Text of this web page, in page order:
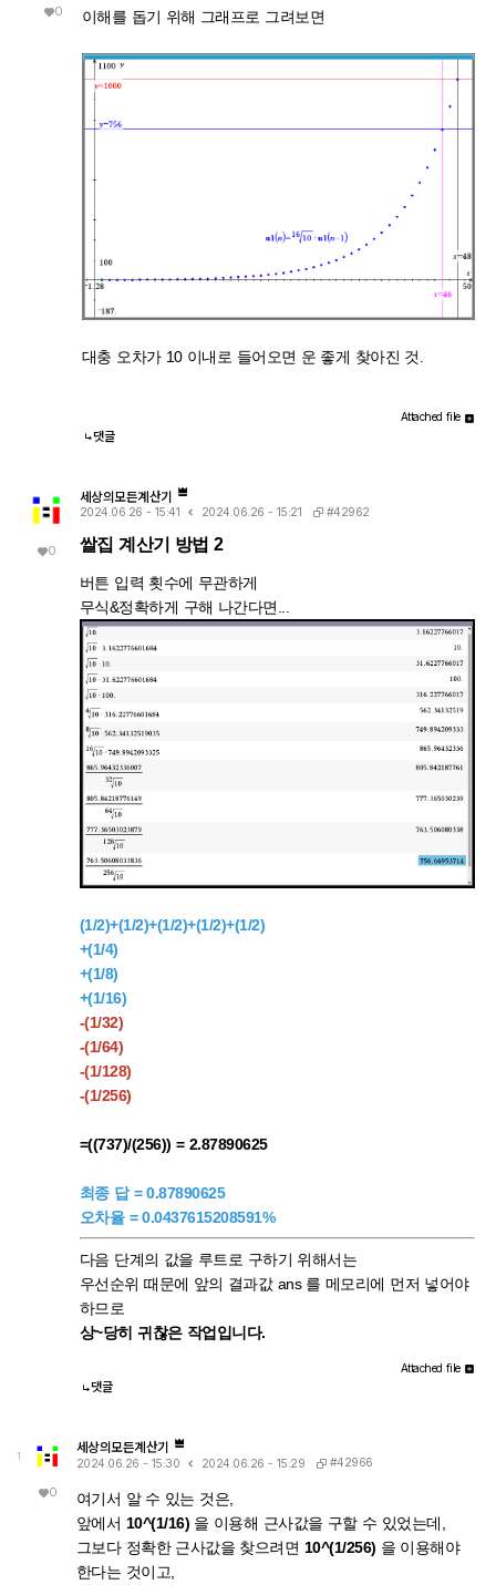
0 이해를 돕기 위해 그래프로 그려보면
대충 오차가 10 이내로 들어오면 운 좋게 찾아진 것.
Attached file
댓글
0
세상의모든계산기
2024.06.26 - 15:41 2024.06.26 - 15:21 #42962
쌀집 계산기 방법 2
버튼 입력 횟수에 무관하게
무식&정확하게 구해 나간다면...
(1/2)+(1/2)+(1/2)+(1/2)+(1/2)
+(1/4)
+(1/8)
+(1/16)
-(1/32)
-(1/64)
-(1/128)
-(1/256)
=((737)/(256)) = 2.87890625
최종 답 = 0.87890625
오차율 = 0.0437615208591%
다음 단계의 값을 루트로 구하기 위해서는
우선순위 때문에 앞의 결과값 ans 를 메모리에 먼저 넣어야
하므로
상~당히 귀찮은 작업입니다.
Attached file
댓글
1
0
세상의모든계산기
2024.06.26 - 15:30 2024.06.26 - 15:29 #42966
여기서 알 수 있는 것은,
앞에서 10^(1/16) 을 이용해 근사값을 구할 수 있었는데,
그보다 정확한 근사값을 찾으려면 10^(1/256) 을 이용해야
한다는 것이고,